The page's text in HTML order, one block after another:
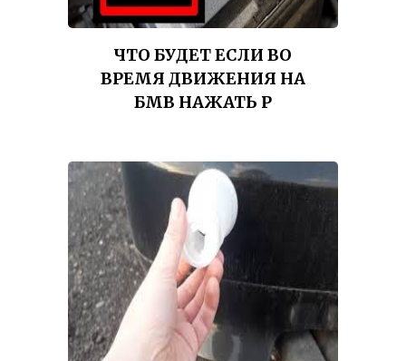
ЧТО БУДЕТ ЕСЛИ ВО
ВРЕМЯ ДВИЖЕНИЯ НА
БМВ НАЖАТЬ P